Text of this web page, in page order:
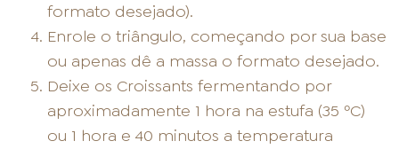
formato desejado).
Enrole o triângulo, começando por sua base
ou apenas dê a massa o formato desejado.
Deixe os Croissants fermentando por
aproximadamente 1 hora na estufa (35 ºC)
ou 1 hora e 40 minutos a temperatura